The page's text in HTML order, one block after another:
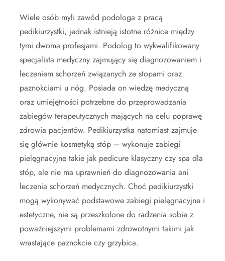
Wiele osób myli zawód podologa z pracą
pedikiurzystki, jednak istnieją istotne różnice między
tymi dwoma profesjami. Podolog to wykwalifikowany
specjalista medyczny zajmujący się diagnozowaniem i
leczeniem schorzeń związanych ze stopami oraz
paznokciami u nóg. Posiada on wiedzę medyczną
oraz umiejętności potrzebne do przeprowadzania
zabiegów terapeutycznych mających na celu poprawę
zdrowia pacjentów. Pedikiurzystka natomiast zajmuje
się głównie kosmetyką stóp – wykonuje zabiegi
pielęgnacyjne takie jak pedicure klasyczny czy spa dla
stóp, ale nie ma uprawnień do diagnozowania ani
leczenia schorzeń medycznych. Choć pedikiurzystki
mogą wykonywać podstawowe zabiegi pielęgnacyjne i
estetyczne, nie są przeszkolone do radzenia sobie z
poważniejszymi problemami zdrowotnymi takimi jak
wrastające paznokcie czy grzybica.